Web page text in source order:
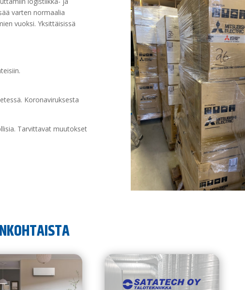
varten normaalia
vuoksi. Yksittäisissä
Koronaviruksesta
Tarvittavat muutokset